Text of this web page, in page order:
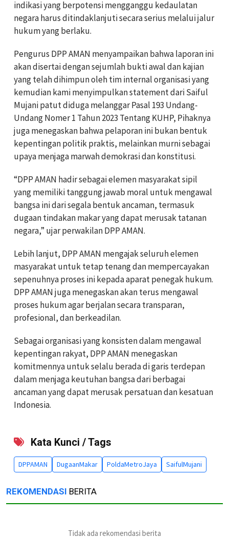
indikasi yang berpotensi mengganggu kedaulatan
negara harus ditindaklanjuti secara serius melalui jalur
hukum yang berlaku.
Pengurus DPP AMAN menyampaikan bahwa laporan ini
akan disertai dengan sejumlah bukti awal dan kajian
yang telah dihimpun oleh tim internal organisasi yang
kemudian kami menyimpulkan statement dari Saiful
Mujani patut diduga melanggar Pasal 193 Undang-
Undang Nomer 1 Tahun 2023 Tentang KUHP, Pihaknya
juga menegaskan bahwa pelaporan ini bukan bentuk
kepentingan politik praktis, melainkan murni sebagai
upaya menjaga marwah demokrasi dan konstitusi.
“DPP AMAN hadir sebagai elemen masyarakat sipil
yang memiliki tanggung jawab moral untuk mengawal
bangsa ini dari segala bentuk ancaman, termasuk
dugaan tindakan makar yang dapat merusak tatanan
negara,” ujar perwakilan DPP AMAN.
Lebih lanjut, DPP AMAN mengajak seluruh elemen
masyarakat untuk tetap tenang dan mempercayakan
sepenuhnya proses ini kepada aparat penegak hukum.
DPP AMAN juga menegaskan akan terus mengawal
proses hukum agar berjalan secara transparan,
profesional, dan berkeadilan.
Sebagai organisasi yang konsisten dalam mengawal
kepentingan rakyat, DPP AMAN menegaskan
komitmennya untuk selalu berada di garis terdepan
dalam menjaga keutuhan bangsa dari berbagai
ancaman yang dapat merusak persatuan dan kesatuan
Indonesia.
Kata Kunci / Tags
DPPAMAN DugaanMakar PoldaMetroJaya SaifulMujani
REKOMENDASI BERITA
Tidak ada rekomendasi berita